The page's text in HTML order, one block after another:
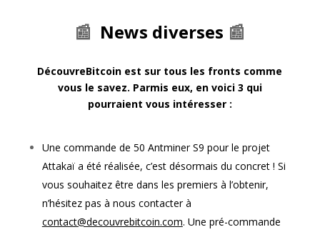
📰 News diverses 📰
DécouvreBitcoin est sur tous les fronts comme
vous le savez. Parmis eux, en voici 3 qui
pourraient vous intéresser :
Une commande de 50 Antminer S9 pour le projet
Attakaï a été réalisée, c’est désormais du concret ! Si
vous souhaitez être dans les premiers à l’obtenir,
n’hésitez pas à nous contacter à
contact@decouvrebitcoin.com. Une pré-commande